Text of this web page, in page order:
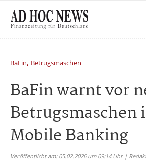
BaFin, Betrugsmaschen
BaFin warnt vor
Betrugsmaschen
Mobile Banking
Veröffentlicht am: 05.02.2026 um 09:14 Uhr |